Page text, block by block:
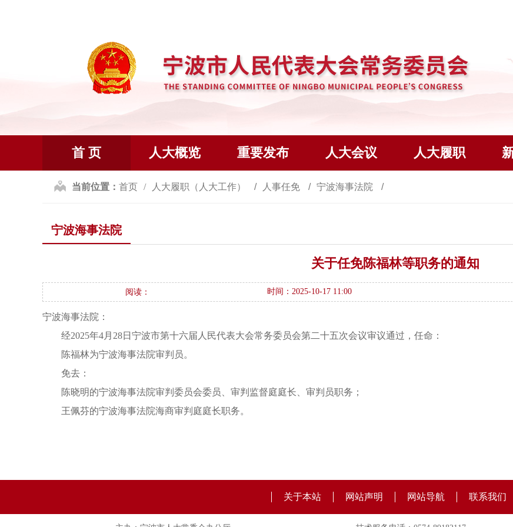
首 页 人大概览 重要发布 人大会议 人大履职
当前位置： 首页 人大履职（人大工作） 人事任免 宁波海事法院
宁波海事法院
关于任免陈福林等职务的通知
阅读： 时间：2025-10-17 11:00
宁波海事法院：
经2025年4月28日宁波市第十六届人民代表大会常务委员会第二十五次会议审议通过，任命：
陈福林为宁波海事法院审判员。
免去：
陈晓明的宁波海事法院审判委员会委员、审判监督庭庭长、审判员职务；
王佩芬的宁波海事法院海商审判庭庭长职务。
关于本站 网站声明 网站导航 联系我们